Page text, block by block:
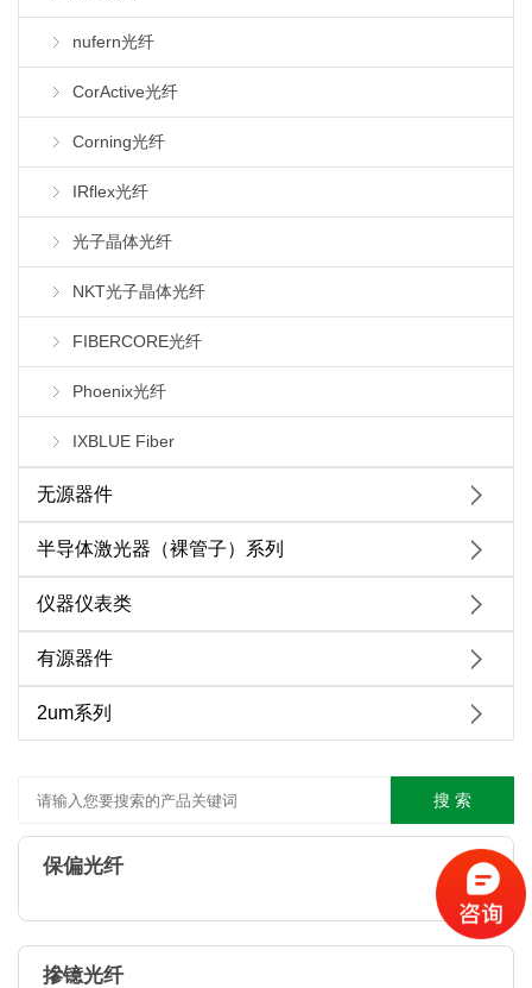
nufern光纤
CorActive光纤
Corning光纤
IRflex光纤
光子晶体光纤
NKT光子晶体光纤
FIBERCORE光纤
Phoenix光纤
IXBLUE Fiber
无源器件
半导体激光器（裸管子）系列
仪器仪表类
有源器件
2um系列
搜 索
保偏光纤
摻镱光纤